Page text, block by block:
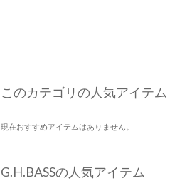
このカテゴリの人気アイテム
現在おすすめアイテムはありません。
G.H.BASSの人気アイテム